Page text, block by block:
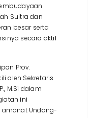
Sultra dan
besar serta
secara aktif
Prov.
oleh Sekretaris
M.Si dalam
ini
Undang-